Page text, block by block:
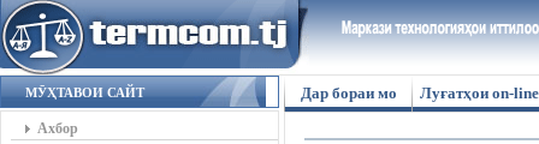
МӮҲТАВОИ САЙТ
Ахбор
Дар бораи мо Луғатҳои on-line